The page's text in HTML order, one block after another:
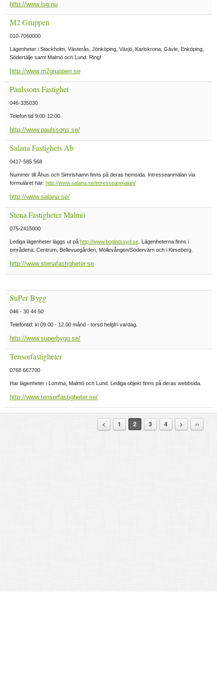
http://www.lsg.nu
M2 Gruppen
010-7060000
Lägenheter i Stockholm, Västerås, Jönköping, Växjö, Karlskrona, Gävle, Enköping,
Södertälje samt Malmö och Lund. Ring!
http://www.m2gruppen.se
Paulssons Fastighet
046-335030
Telefon tid 9:00-12:00.
http://www.paulssons.se/
Salana Fastighets Ab
0417-585 568
Nummer till Åhus och Simrishamn finns på deras hemsida. Intresseanmälan via
formuläret här: http://www.salana.se/intresseanmalan/
http://www.salana.se/
Stena Fastigheter Malmö
075-2415000
Lediga lägenheter läggs ut på http://www.boplatssyd.se . Lägenheterna finns i
områdena: Centrum, Bellevuegården, Möllevången/Södervärn och i Kirseberg.
http://www.stenafastigheter.se
SuPer Bygg
046 - 30 44 50
Telefontid: kl 09.00 - 12.00 månd - torsd helgfri vardag.
http://www.superbygg.se/
Tensorfastigheter
0768 667700
Har lägenheter i Lomma, Malmö och Lund. Lediga objekt finns på deras webbsida.
http://www.tensorfastigheter.se/
< 1 2 3 4 > ››